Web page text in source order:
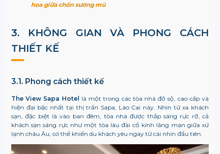
hoa giữa chốn sương mù
3. KHÔNG GIAN VÀ PHONG CÁCH
THIẾT KẾ
3.1. Phong cách thiết kế
The View Sapa Hotel là một trong các tòa nhà đồ sộ, cao cấp và
hiện đại bậc nhất tại thị trấn Sapa, Lào Cai này. Nhìn từ xa khách
sạn, đặc biệt là vào ban đêm, tòa nhà được thắp sáng rực rỡ, cả
khách sạn sáng rực như một tòa lâu đài cổ kính lãng mạn giữa xứ
lạnh châu Âu, có thể khiến du khách yêu ngay từ cái nhìn đầu tiên.